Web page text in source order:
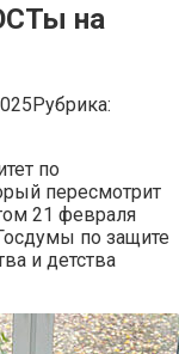
на
Рубрика:
по
пересмотрит
21 февраля
по защите
и детства